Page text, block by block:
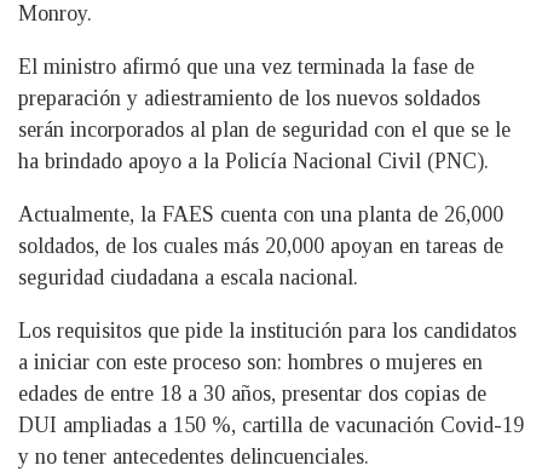
Monroy.
El ministro afirmó que una vez terminada la fase de
preparación y adiestramiento de los nuevos soldados
serán incorporados al plan de seguridad con el que se le
ha brindado apoyo a la Policía Nacional Civil (PNC).
Actualmente, la FAES cuenta con una planta de 26,000
soldados, de los cuales más 20,000 apoyan en tareas de
seguridad ciudadana a escala nacional.
Los requisitos que pide la institución para los candidatos
a iniciar con este proceso son: hombres o mujeres en
edades de entre 18 a 30 años, presentar dos copias de
DUI ampliadas a 150 %, cartilla de vacunación Covid-19
y no tener antecedentes delincuenciales.